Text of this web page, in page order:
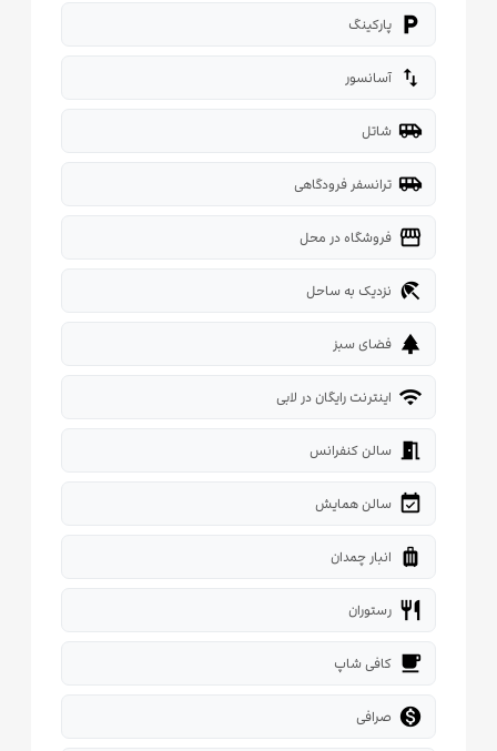
local_parking پارکینگ
import_export آسانسور
airport_shuttle شاتل
airport_shuttle ترانسفر فرودگاهی
storefront فروشگاه در محل
beach_access نزدیک به ساحل
park فضای سبز
wifi اینترنت رایگان در لابی
meeting_room سالن کنفرانس
event_available سالن همایش
luggage انبار چمدان
restaurant رستوران
local_cafe کافی شاپ
 صرافی